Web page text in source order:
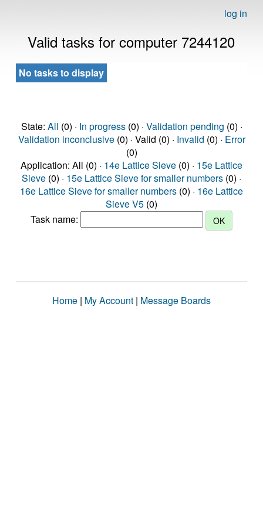
log in
Valid tasks for computer 7244120
No tasks to display
State: All (0) · In progress(0) · Validation pending (0) ·
Validation inconclusive(0) · Valid (0) · Invalid (0) · Error
(0)
Application: All (0) · 14e Lattice Sieve (0) · 15e Lattice
Sieve (0) · 15e Lattice Sieve for smaller numbers (0) ·
16e Lattice Sieve for smaller numbers (0) · 16e Lattice
Sieve V5 (0)
Task name:
Home | My Account | Message Boards